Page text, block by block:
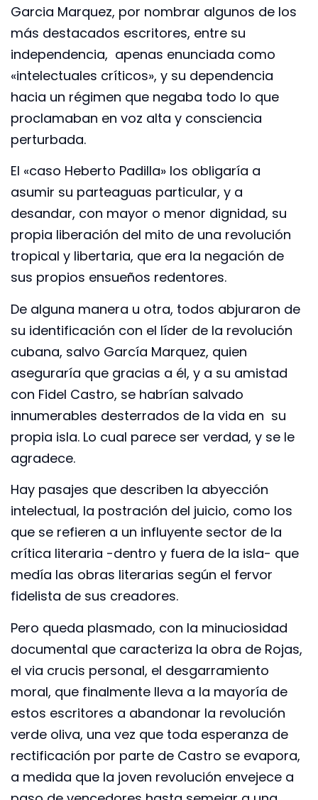
Garcia Marquez, por nombrar algunos de los
más destacados escritores, entre su
independencia, apenas enunciada como
«intelectuales críticos», y su dependencia
hacia un régimen que negaba todo lo que
proclamaban en voz alta y consciencia
perturbada.
El «caso Heberto Padilla» los obligaría a
asumir su parteaguas particular, y a
desandar, con mayor o menor dignidad, su
propia liberación del mito de una revolución
tropical y libertaria, que era la negación de
sus propios ensueños redentores.
De alguna manera u otra, todos abjuraron de
su identificación con el líder de la revolución
cubana, salvo García Marquez, quien
aseguraría que gracias a él, y a su amistad
con Fidel Castro, se habrían salvado
innumerables desterrados de la vida en su
propia isla. Lo cual parece ser verdad, y se le
agradece.
Hay pasajes que describen la abyección
intelectual, la postración del juicio, como los
que se refieren a un influyente sector de la
crítica literaria -dentro y fuera de la isla- que
medía las obras literarias según el fervor
fidelista de sus creadores.
Pero queda plasmado, con la minuciosidad
documental que caracteriza la obra de Rojas,
el via crucis personal, el desgarramiento
moral, que finalmente lleva a la mayoría de
estos escritores a abandonar la revolución
verde oliva, una vez que toda esperanza de
rectificación por parte de Castro se evapora,
a medida que la joven revolución envejece a